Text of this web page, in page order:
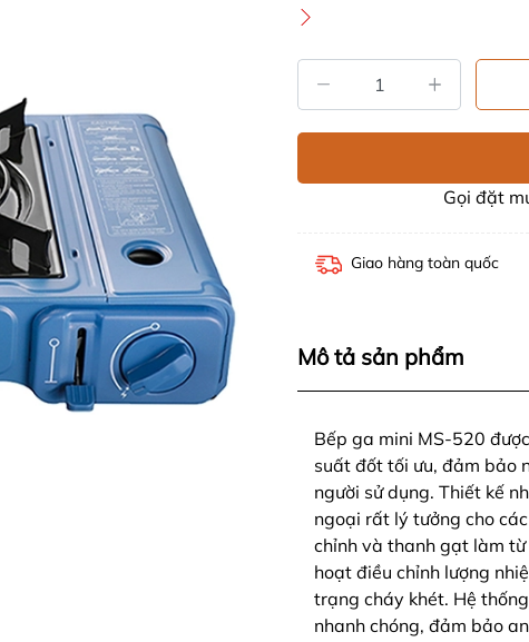
Gọi đặt
Giao hàng toàn quốc
Mô tả sản phẩm
Bếp ga mini MS-520
suất đốt tối ưu, đảm bảo
người sử dụng. Thiết kế
ngoại rất lý tưởng cho
chỉnh và thanh gạt làm
hoạt điều chỉnh lượng
trạng cháy khét. Hệ
nhanh chóng, đảm bảo